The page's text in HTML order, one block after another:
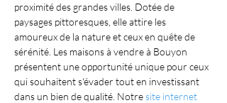
proximité des grandes villes. Dotée de
paysages pittoresques, elle attire les
amoureux de la nature et ceux en quête de
sérénité. Les maisons à vendre à Bouyon
présentent une opportunité unique pour ceux
qui souhaitent s'évader tout en investissant
dans un bien de qualité. Notre site internet